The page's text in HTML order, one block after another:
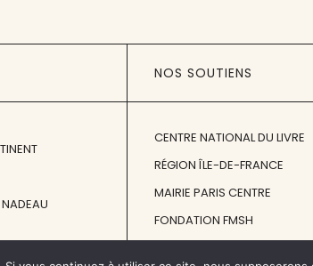
NOS SOUTIENS
CENTRE NATIONAL DU LIVRE
RÉGION ÎLE-DE-FRANCE
MAIRIE PARIS CENTRE
FONDATION FMSH